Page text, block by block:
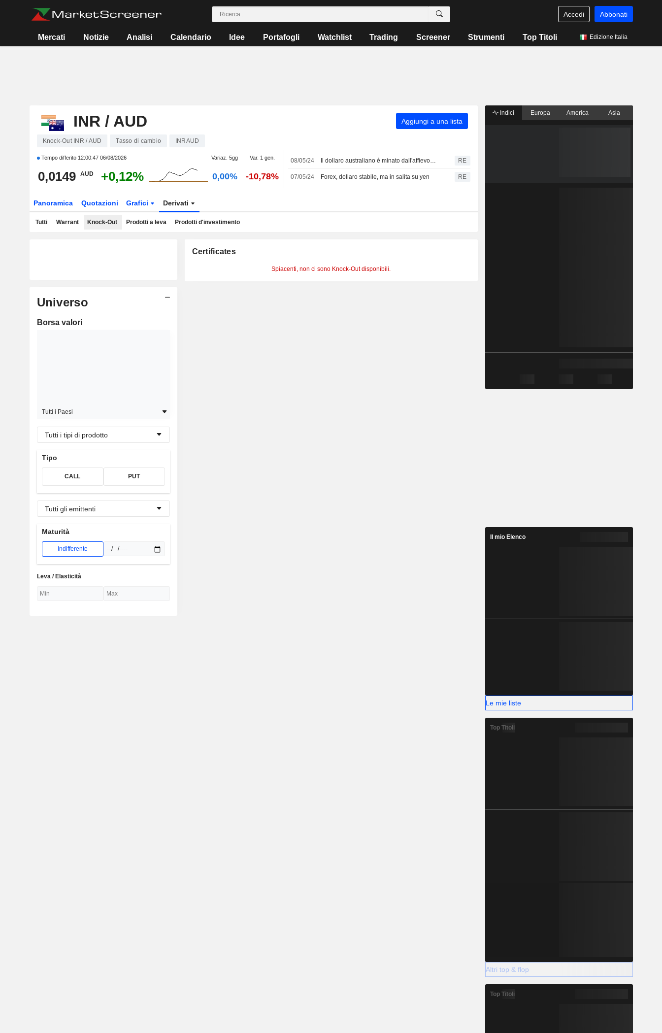
Accedi Abbonati
Mercati Notizie Analisi Calendario Idee Portafogli Watchlist Trading Screener Strumenti Top Titoli Edizione Italia
INR / AUD Aggiungi a una lista
Knock-Out INR / AUD Tasso di cambio INRAUD
Tempo differito 12:00:47 06/08/2026 Variaz. 5gg Var. 1 gen.
0,0149 AUD +0,12% 0,00% -10,78%
08/05/24 Il dollaro australiano è minato dall'affievolirsi delle possibilità di rialzo dei tassi RE
07/05/24 Forex, dollaro stabile, ma in salita su yen RE
Panoramica Quotazioni Grafici Derivati
Tutti Warrant Knock-Out Prodotti a leva Prodotti d'investimento
Universo
Borsa valori
Tutti i Paesi
Tutti i tipi di prodotto
Tipo
CALL PUT
Tutti gli emittenti
Maturità
Indifferente
Leva / Elasticità
Certificates
Spiacenti, non ci sono Knock-Out disponibili.
Indici Europa America Asia
Il mio Elenco
Le mie liste
Top Titoli
Altri top & flop
Top Titoli